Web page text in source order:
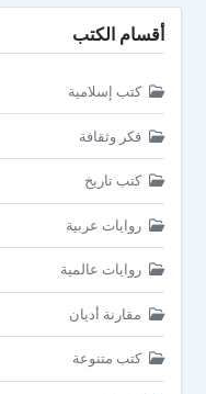
أقسام الكتب
كتب إسلامية
فكر وثقافة
كتب تاريخ
روايات عربية
روايات عالمية
مقارنة أديان
كتب متنوعة